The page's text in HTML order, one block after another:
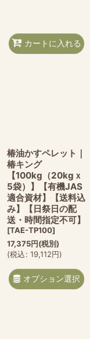
カートに入れる
椿油かすペレット｜
椿キング
【100kg（20kgｘ
5袋）】【有機JAS
適合資材】【送料込
み】【日祭日の配
送・時間指定不可】
[TAE-TP100]
17,375円(税別)
(税込: 19,112円)
オプション選択